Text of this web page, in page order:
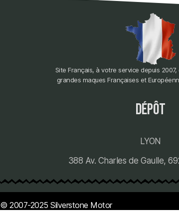
Site Français, à votre service depuis
grandes maques Françaises et
dépôt
LYON
388 Av. Charles de Gaulle,
© 2007-2025 Silverstone Motor